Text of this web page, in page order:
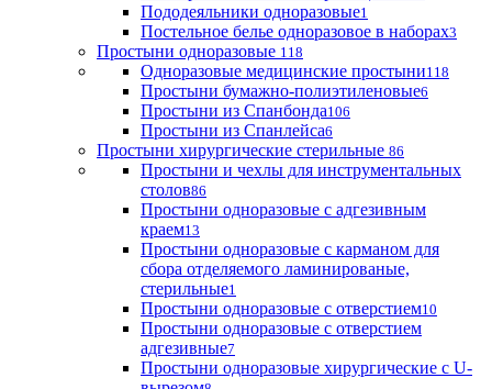
Пододеяльники одноразовые1
Постельное белье одноразовое в наборах3
Простыни одноразовые 118
Одноразовые медицинские простыни118
Простыни бумажно-полиэтиленовые6
Простыни из Спанбонда106
Простыни из Спанлейса6
Простыни хирургические стерильные 86
Простыни и чехлы для инструментальных
столов86
Простыни одноразовые с адгезивным
краем13
Простыни одноразовые с карманом для
сбора отделяемого ламинированые,
стерильные1
Простыни одноразовые с отверстием10
Простыни одноразовые с отверстием
адгезивные7
Простыни одноразовые хирургические с U-